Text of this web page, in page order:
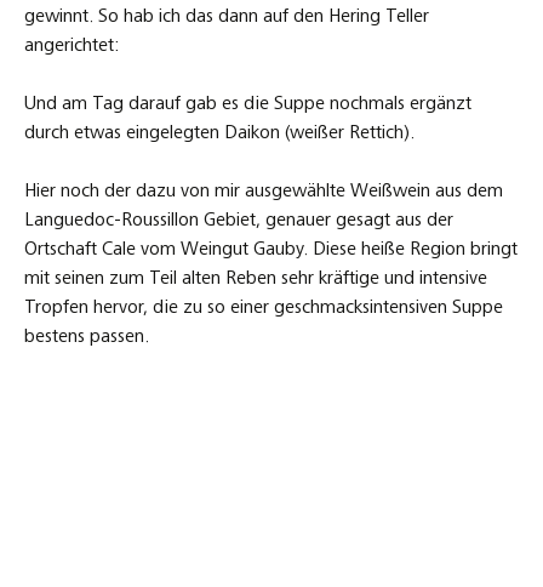
gewinnt. So hab ich das dann auf den Hering Teller
angerichtet:
Und am Tag darauf gab es die Suppe nochmals ergänzt
durch etwas eingelegten Daikon (weißer Rettich).
Hier noch der dazu von mir ausgewählte Weißwein aus dem
Languedoc-Roussillon Gebiet, genauer gesagt aus der
Ortschaft Cale vom Weingut Gauby. Diese heiße Region bringt
mit seinen zum Teil alten Reben sehr kräftige und intensive
Tropfen hervor, die zu so einer geschmacksintensiven Suppe
bestens passen.